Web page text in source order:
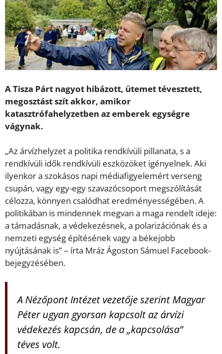
A Tisza Párt nagyot hibázott, ütemet tévesztett,
megosztást szít akkor, amikor
katasztrófahelyzetben az emberek egységre
vágynak.
„Az árvízhelyzet a politika rendkívüli pillanata, s a
rendkívüli idők rendkívüli eszközöket igényelnek. Aki
ilyenkor a szokásos napi médiafigyelemért verseng
csupán, vagy egy-egy szavazócsoport megszólítását
célozza, könnyen csalódhat eredményességében. A
politikában is mindennek megvan a maga rendelt ideje:
a támadásnak, a védekezésnek, a polarizációnak és a
nemzeti egység építésének vagy a békejobb
nyújtásának is” – írta Mráz Ágoston Sámuel Facebook-
bejegyzésében.
A Nézőpont Intézet vezetője szerint Magyar
Péter ugyan gyorsan kapcsolt az árvízi
védekezés kapcsán, de a „kapcsolása”
téves volt.